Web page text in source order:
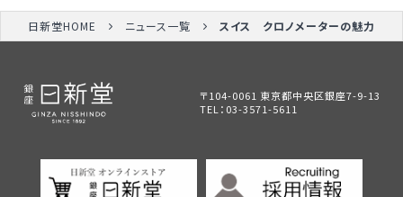
日新堂HOME ニュース一覧 スイス クロノメーターの魅力
〒104-0061 東京都中央区銀座7-9-13
TEL： 03-3571-5611